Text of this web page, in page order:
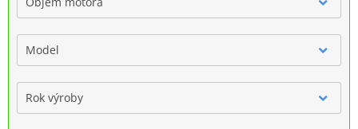
Model
Rok výroby